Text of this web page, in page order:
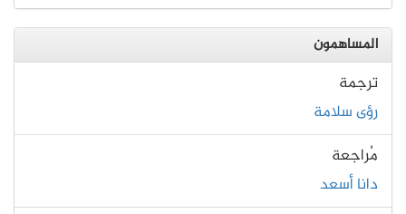
المساهمون
ترجمة
رؤى سلامة
مُراجعة
دانا أسعد